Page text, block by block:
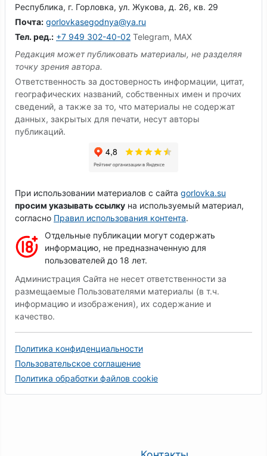
Республика, г. Горловка, ул. Жукова, д. 26, кв. 29
Почта: gorlovkasegodnya@ya.ru
Тел. ред.: +7 949 302-40-02 Telegram, MAX
Редакция может публиковать материалы, не разделяя
точку зрения автора.
Ответственность за достоверность информации, цитат,
географических названий, собственных имен и прочих
сведений, а также за то, что материалы не содержат
данных, закрытых для печати, несут авторы
публикаций.
При использовании материалов с сайта gorlovka.su
просим указывать ссылку на используемый материал,
согласно Правил использования контента.
Отдельные публикации могут содержать
информацию, не предназначенную для
пользователей до 18 лет.
Администрация Сайта не несет ответственности за
размещаемые Пользователями материалы (в т.ч.
информацию и изображения), их содержание и
качество.
Политика конфиденциальности
Пользовательское соглашение
Политика обработки файлов cookie